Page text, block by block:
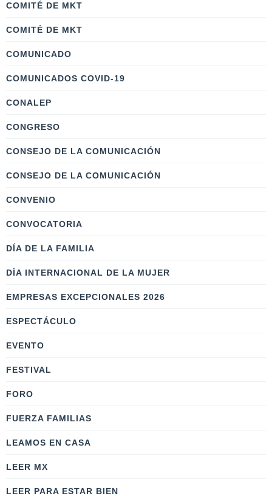
COMITÉ DE MKT
COMITÉ DE MKT
COMUNICADO
COMUNICADOS COVID-19
CONALEP
CONGRESO
CONSEJO DE LA COMUNICACIÓN
CONSEJO DE LA COMUNICACIÓN
CONVENIO
CONVOCATORIA
DÍA DE LA FAMILIA
DÍA INTERNACIONAL DE LA MUJER
EMPRESAS EXCEPCIONALES 2026
ESPECTÁCULO
EVENTO
FESTIVAL
FORO
FUERZA FAMILIAS
LEAMOS EN CASA
LEER MX
LEER PARA ESTAR BIEN